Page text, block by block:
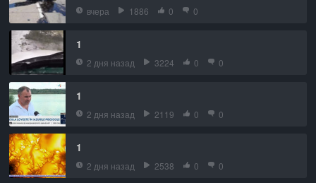
вчера 1886 0 0
1
2 дня назад 3224 0 0
1
2 дня назад 2119 0 0
1
2 дня назад 2538 0 0